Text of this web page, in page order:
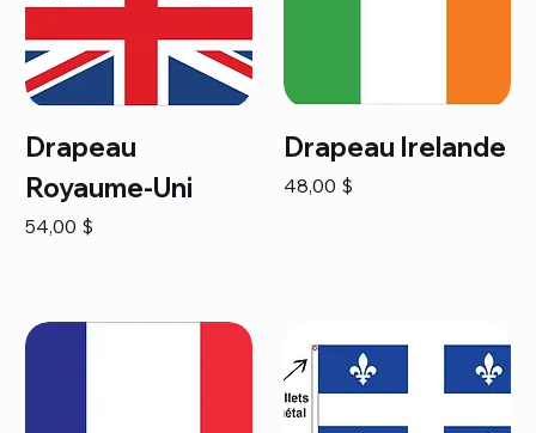
Drapeau
Royaume-Uni
Prix
54,00 $
Drapeau Irelande
Prix
48,00 $